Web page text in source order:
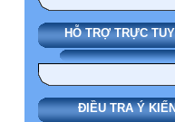
HỖ TRỢ TRỰC
ĐIỀU TRA Ý KIẾN